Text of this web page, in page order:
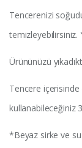
Tencerenizi
temizleyebilirsiniz.
Ürününüzü
Tencere içerisinde
kullanabileceğiniz
*Beyaz sirke ve su